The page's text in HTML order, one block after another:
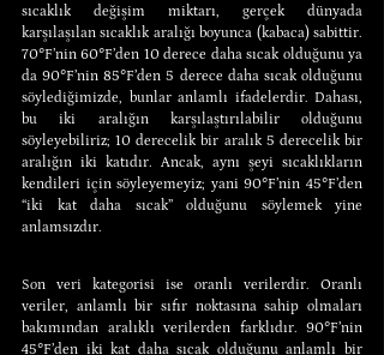
sıcaklık değişim miktarı, gerçek dünyada
karşılaşılan sıcaklık aralığı boyunca (kabaca) sabittir.
70°F’nin 60°F’den 10 derece daha sıcak olduğunu ya
da 90°F’nin 85°F’den 5 derece daha sıcak olduğunu
söylediğimizde, bunlar anlamlı ifadelerdir. Dahası,
bu iki aralığın karşılaştırılabilir olduğunu
söyleyebiliriz; 10 derecelik bir aralık 5 derecelik bir
aralığın iki katıdır. Ancak, aynı şeyi sıcaklıkların
kendileri için söyleyemeyiz; yani 90°F’nin 45°F’den
“iki kat daha sıcak” olduğunu söylemek yine
anlamsızdır.
Son veri kategorisi ise oranlı verilerdir. Oranlı
veriler, anlamlı bir sıfır noktasına sahip olmaları
bakımından aralıklı verilerden farklıdır. 90°F’nin
45°F’den iki kat daha sıcak olduğunu anlamlı bir